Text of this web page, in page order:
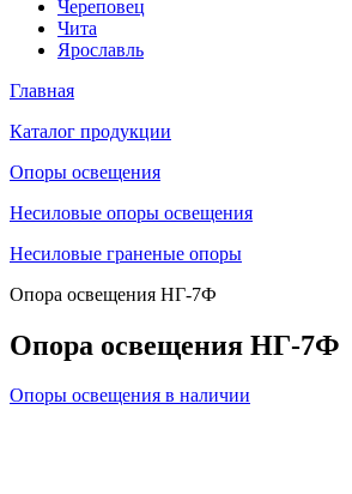
Череповец
Чита
Ярославль
Главная
Каталог продукции
Oпоры oсвeщения
Несиловые опоры освещения
Несиловые граненые опоры
Опора освещения НГ-7Ф
Опора освещения НГ-7Ф
Опоры освещения в наличии